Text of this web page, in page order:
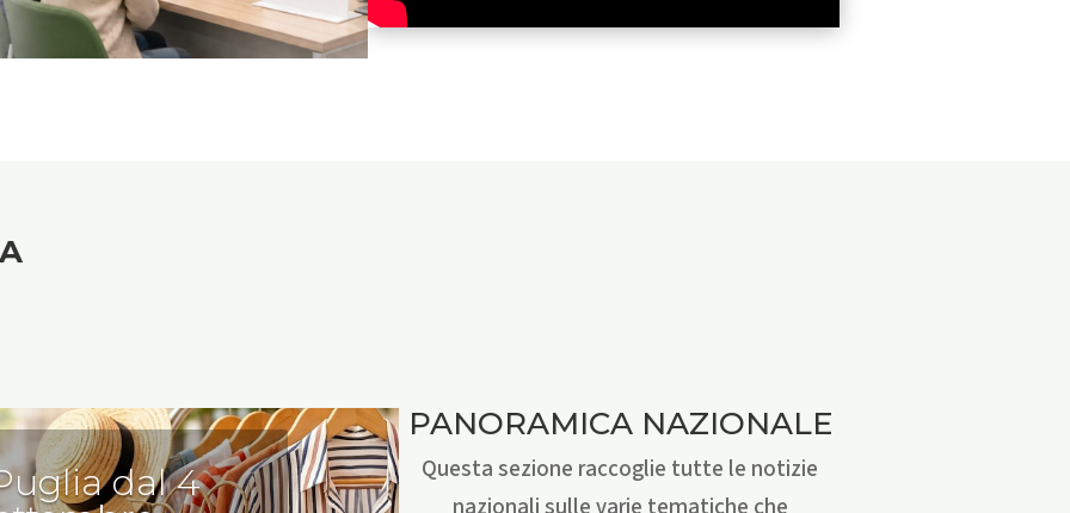
dal 4
PANORAMICA NAZIONALE
Questa sezione raccoglie tutte le notizie